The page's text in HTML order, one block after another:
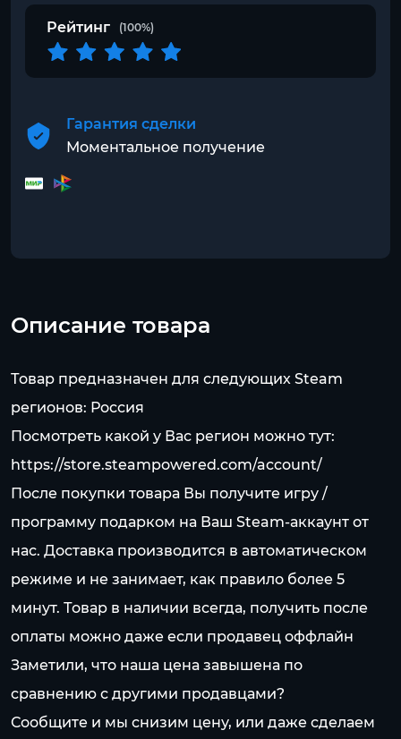
Рейтинг (100%)
Гарантия сделки
Моментальное получение
Описание товара
Товар предназначен для следующих Steam
регионов: Россия
Посмотреть какой у Вас регион можно тут:
https://store.steampowered.com/account/
После покупки товара Вы получите игру /
программу подарком на Ваш Steam-аккаунт от
нас. Доставка производится в автоматическом
режиме и не занимает, как правило более 5
минут. Товар в наличии всегда, получить после
оплаты можно даже если продавец оффлайн
Заметили, что наша цена завышена по
сравнению с другими продавцами?
Сообщите и мы снизим цену, или даже сделаем